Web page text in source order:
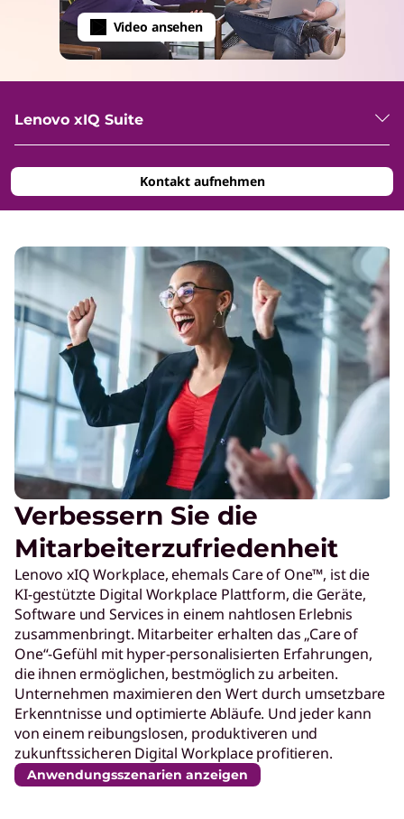
Video ansehen
Lenovo xIQ Suite
Kontakt aufnehmen
Verbessern Sie die
Mitarbeiterzufriedenheit
Lenovo xIQ Workplace, ehemals Care of One™, ist die
KI-gestützte Digital Workplace Plattform, die Geräte,
Software und Services in einem nahtlosen Erlebnis
zusammenbringt. Mitarbeiter erhalten das „Care of
One“-Gefühl mit hyper-personalisierten Erfahrungen,
die ihnen ermöglichen, bestmöglich zu arbeiten.
Unternehmen maximieren den Wert durch umsetzbare
Erkenntnisse und optimierte Abläufe. Und jeder kann
von einem reibungslosen, produktiveren und
zukunftssicheren Digital Workplace profitieren.
Anwendungsszenarien anzeigen